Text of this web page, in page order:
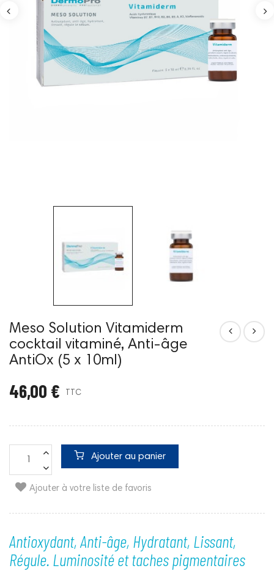
Meso Solution Vitamiderm
cocktail vitaminé, Anti-âge
AntiOx (5 x 10ml)
46,00 € TTC
Ajouter au panier
Ajouter à votre liste de favoris
Antioxydant, Anti-âge, Hydratant, Lissant,
Régule. Luminosité et taches pigmentaires